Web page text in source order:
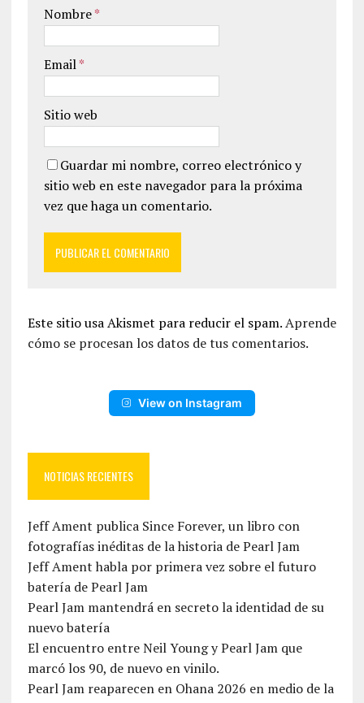
Nombre*
Email*
Sitio web
Guardar mi nombre, correo electrónico y
sitio web en este navegador para la próxima
vez que haga un comentario.
Este sitio usa Akismet para reducir el spam.Aprende
cómo se procesan los datos de tus comentarios.
View on Instagram
NOTICIAS RECIENTES
Jeff Ament publica Since Forever, un libro con
fotografías inéditas de la historia de Pearl Jam
Jeff Ament habla por primera vez sobre el futuro
batería de Pearl Jam
Pearl Jam mantendrá en secreto la identidad de su
nuevo batería
El encuentro entre Neil Young y Pearl Jam que
marcó los 90, de nuevo en vinilo.
Pearl Jam reaparecen en Ohana 2026 en medio de la